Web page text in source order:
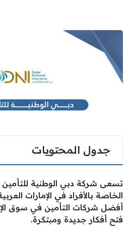
جدول المحتويات
تسعى شركة دبي الوطنية للتأمين
الخاصة بالأفراد في الإمارات
أفضل شركات التأمين في سوق
فتح أفكار جديدة ومبتكرة.